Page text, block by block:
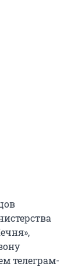
телеграм-